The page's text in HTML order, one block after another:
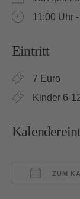
11:00 Uhr
Eintritt
7 Euro
Kinder 6-
ZUM